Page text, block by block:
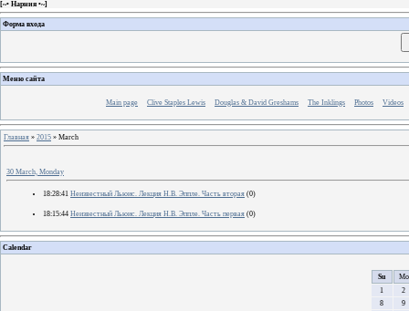
[~• Нарния •~]
Форма входа
Меню сайта
Main page Clive Staples Lewis Douglas & David Greshams The Inklings Photos Videos
Главная » 2015 » March
30 March, Monday
18:28:41 Неизвестный Льюис. Лекция Н.В. Эппле. Часть вторая (0)
18:15:44 Неизвестный Льюис. Лекция Н.В. Эппле. Часть первая (0)
Calendar
Su
Mo
1
2
8
9